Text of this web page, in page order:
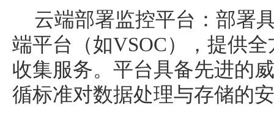
云端部署监控平台：部署
端平台（如VSOC），提供
收集服务。平台具备先进的
循标准对数据处理与存储的